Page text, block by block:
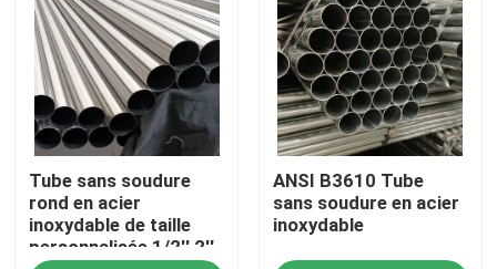
Tube sans soudure
rond en acier
inoxydable de taille
personnalisée 1/2'' 2''
ANSI B3610 Tube
sans soudure en acier
inoxydable